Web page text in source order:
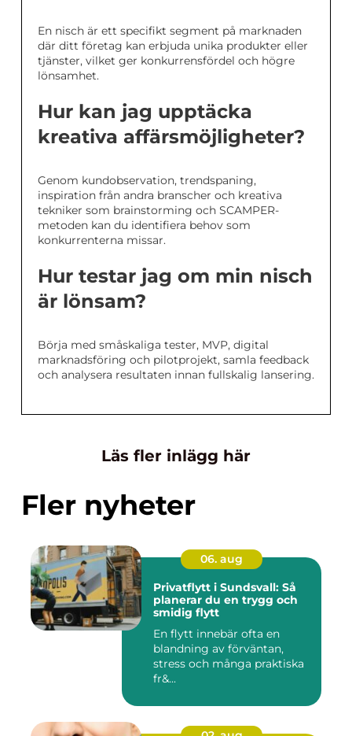
En nisch är ett specifikt segment på marknaden
där ditt företag kan erbjuda unika produkter eller
tjänster, vilket ger konkurrensfördel och högre
lönsamhet.
Hur kan jag upptäcka
kreativa affärsmöjligheter?
Genom kundobservation, trendspaning,
inspiration från andra branscher och kreativa
tekniker som brainstorming och SCAMPER-
metoden kan du identifiera behov som
konkurrenterna missar.
Hur testar jag om min nisch
är lönsam?
Börja med småskaliga tester, MVP, digital
marknadsföring och pilotprojekt, samla feedback
och analysera resultaten innan fullskalig lansering.
Läs fler inlägg här
Fler nyheter
06. aug
Privatflytt i Sundsvall: Så
planerar du en trygg och
smidig flytt
En flytt innebär ofta en
blandning av förväntan,
stress och många praktiska
fr&...